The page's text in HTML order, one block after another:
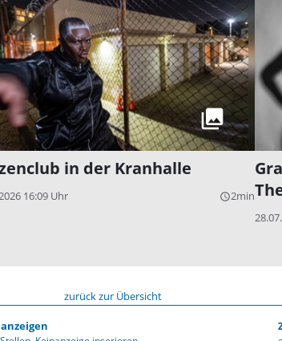
in der Kranhalle
16:09 Uhr query_builder2min
zurück zur Übersicht